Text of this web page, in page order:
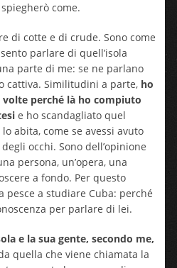
come.
di cotte e di crude. Sono come
parlare di quell’isola
parte di me: se ne parlano
cattiva. Similitudini a parte,ho
perché là ho compiuto
e ho scandagliato quel
abita, come se avessi avuto
occhi. Sono dell’opinione
persona, un’opera, una
a fondo. Per questo
pesce a studiare Cuba: perché
per parlare di lei.
e la sua gente, secondo me,
quella che viene chiamata la